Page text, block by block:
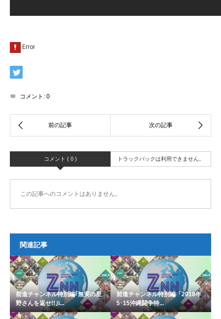
コメント: 0
コメント ( 0 ) トラックバックは利用できません。
この記事へのコメントはありません。
関連記事
前進チャンネル特別編｢無実の星
野さんを返せ!!｣i...
前進チャンネル特別編「2018年
5･15沖縄闘争特...